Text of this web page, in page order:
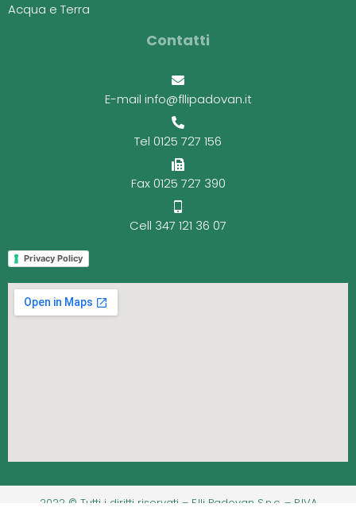
Acqua e Terra
Contatti
E-mail info@fllipadovan.it
Tel 0125 727 156
Fax 0125 727 390
Cell 347 121 36 07
Privacy Policy
2022 © Tutti i diritti riservati – F.lli Padovan S.n.c. – P.IVA